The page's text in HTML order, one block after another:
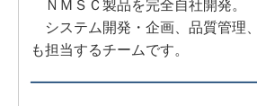
ＮＭＳＣ製品を完全自社開発。
システム開発・企画、品質管理
も担当するチームです。